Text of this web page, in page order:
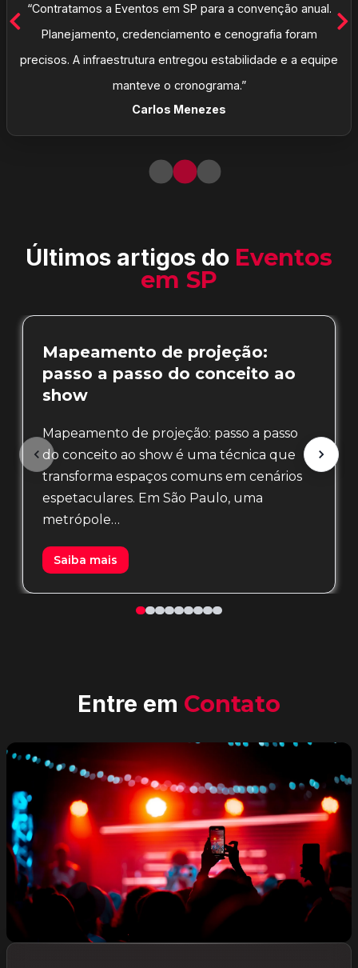
“Contratamos a Eventos em SP para a convenção anual.
Planejamento, credenciamento e cenografia foram
precisos. A infraestrutura entregou estabilidade e a equipe
manteve o cronograma.”
Carlos Menezes
Últimos artigos do Eventos
em SP
Mapeamento de projeção:
passo a passo do conceito ao
show
Mapeamento de projeção: passo a passo
do conceito ao show é uma técnica que
transforma espaços comuns em cenários
espetaculares. Em São Paulo, uma
metrópole…
Saiba mais
Entre em Contato